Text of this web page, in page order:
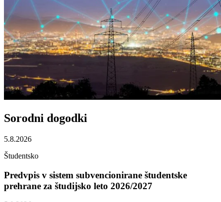
Sorodni dogodki
5.8.2026
Študentsko
Predvpis v sistem subvencionirane študentske
prehrane za študijsko leto 2026/2027